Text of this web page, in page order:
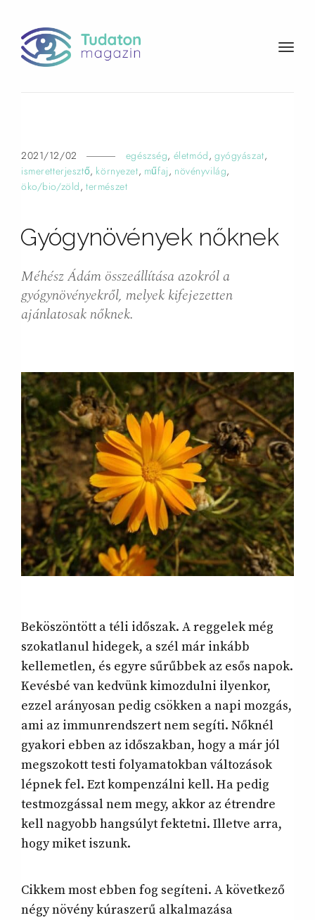
t
2021/12/02 egészség, életmód,gyógyászat,
ismeretterjesztő, környezet, műfaj, növényvilág,
öko/bio/zöld,természet
Gyógynövények nőknek
Méhész Ádám összeállítása azokról a
gyógynövényekről, melyek kifejezetten
ajánlatosak nőknek.
Beköszöntött a téli időszak. A reggelek még
szokatlanul hidegek, a szél már inkább
kellemetlen, és egyre sűrűbbek az esős napok.
Kevésbé van kedvünk kimozdulni ilyenkor,
ezzel arányosan pedig csökken a napi mozgás,
ami az immunrendszert nem segíti. Nőknél
gyakori ebben az időszakban, hogy a már jól
megszokott testi folyamatokban változások
lépnek fel. Ezt kompenzálni kell. Ha pedig
testmozgással nem megy, akkor az étrendre
kell nagyobb hangsúlyt fektetni. Illetve arra,
hogy miket iszunk.
Cikkem most ebben fog segíteni. A következő
négy növény kúraszerű alkalmazása